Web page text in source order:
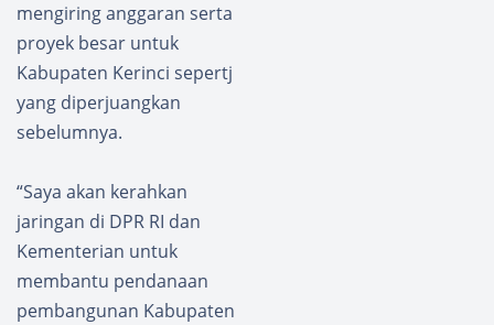
mengiring anggaran serta
proyek besar untuk
Kabupaten Kerinci sepertj
yang diperjuangkan
sebelumnya.
“Saya akan kerahkan
jaringan di DPR RI dan
Kementerian untuk
membantu pendanaan
pembangunan Kabupaten